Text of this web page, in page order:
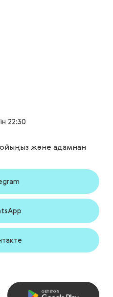
және адамнан
22:30